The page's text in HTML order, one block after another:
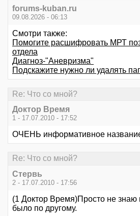
forums-kuban.ru
09.08.2026 - 06:13
Смотри также:
Помогите расшифровать МРТ
отдела
Диагноз-"Аневризма"
Подскажите нужно ли удалять
Re: Что со мной?
Доктор Время
1 - 17.07.2010 - 17:52
ОЧЕНЬ информативное
Re: Что со мной?
Стервь
2 - 17.07.2010 - 17:56
(1 Доктор Время)Просто не знаю
было по другому.